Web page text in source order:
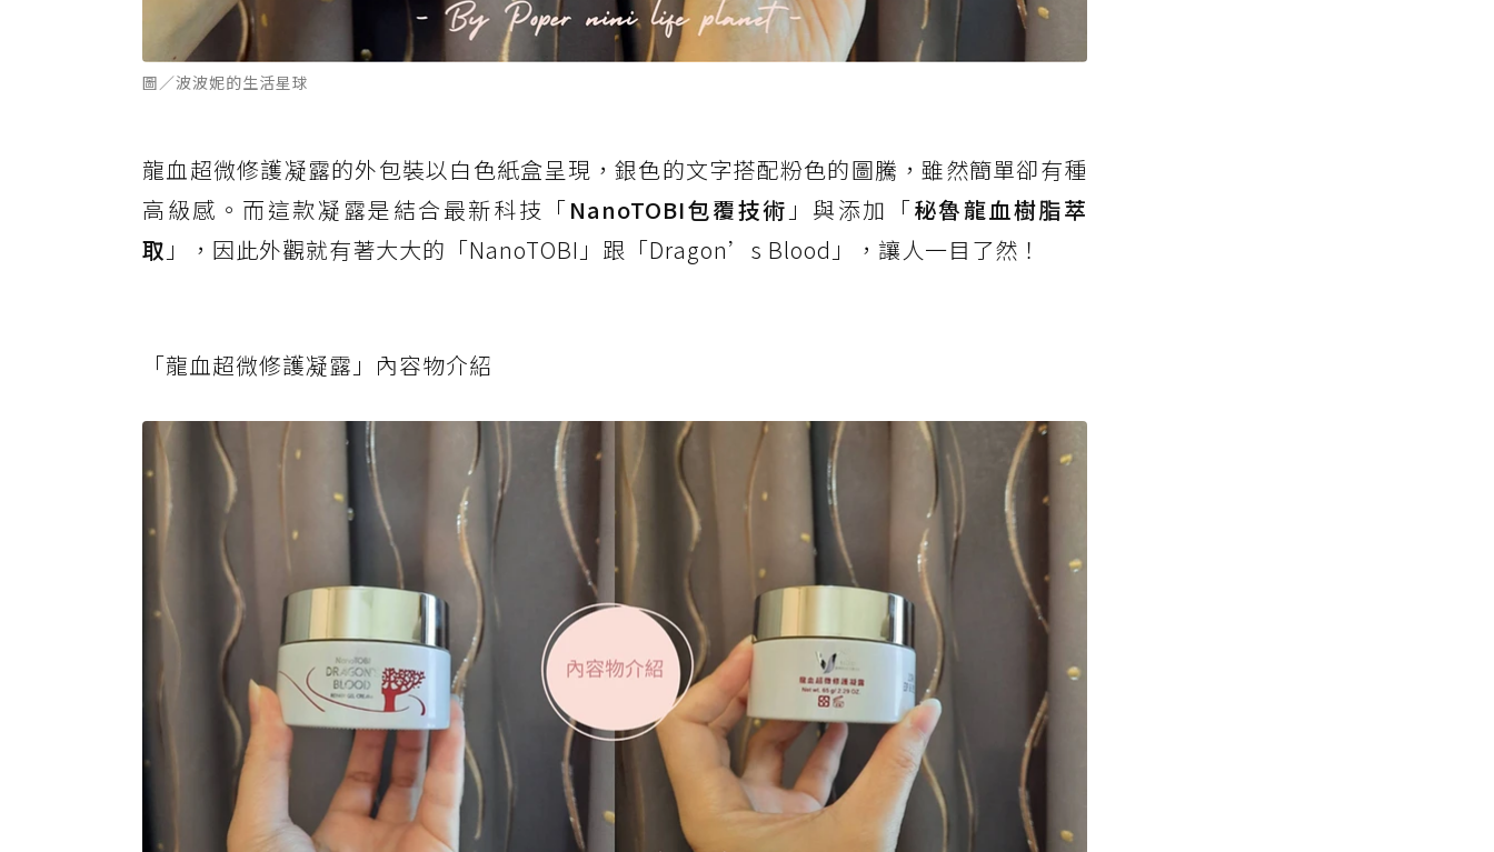
圖／波波妮的生活星球
龍血超微修護凝露的外包裝以白色紙盒呈現，銀色的文字搭配粉色的圖騰，雖然簡單卻有種
高級感。而這款凝露是結合最新科技「NanoTOBI包覆技術 」與添加「秘魯龍血樹脂萃
取 」，因此外觀就有著大大的「NanoTOBI」跟「Dragon’s Blood」，讓人一目了然！
「龍血超微修護凝露」內容物介紹